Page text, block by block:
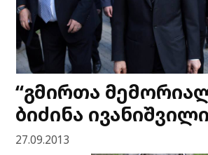
“გმირთა
ბიძინა
27.09.2013